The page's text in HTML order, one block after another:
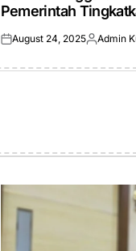
Pemerintah
Posted
August 24, 2025Posted
Admin